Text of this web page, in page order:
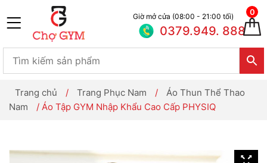
Giờ mở cửa (08:00 - 21:00 tối)
0379.949. 888
0
Trang chủ / Trang Phục Nam /
Áo Thun Thể Thao
Nam
/ Áo Tập GYM Nhập Khẩu Cao Cấp PHYSIQ